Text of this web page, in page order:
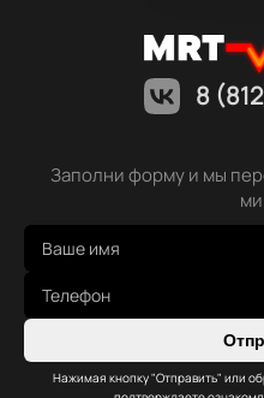
8
Заполни форму и мы
Нажимая кнопку "Отправить" или